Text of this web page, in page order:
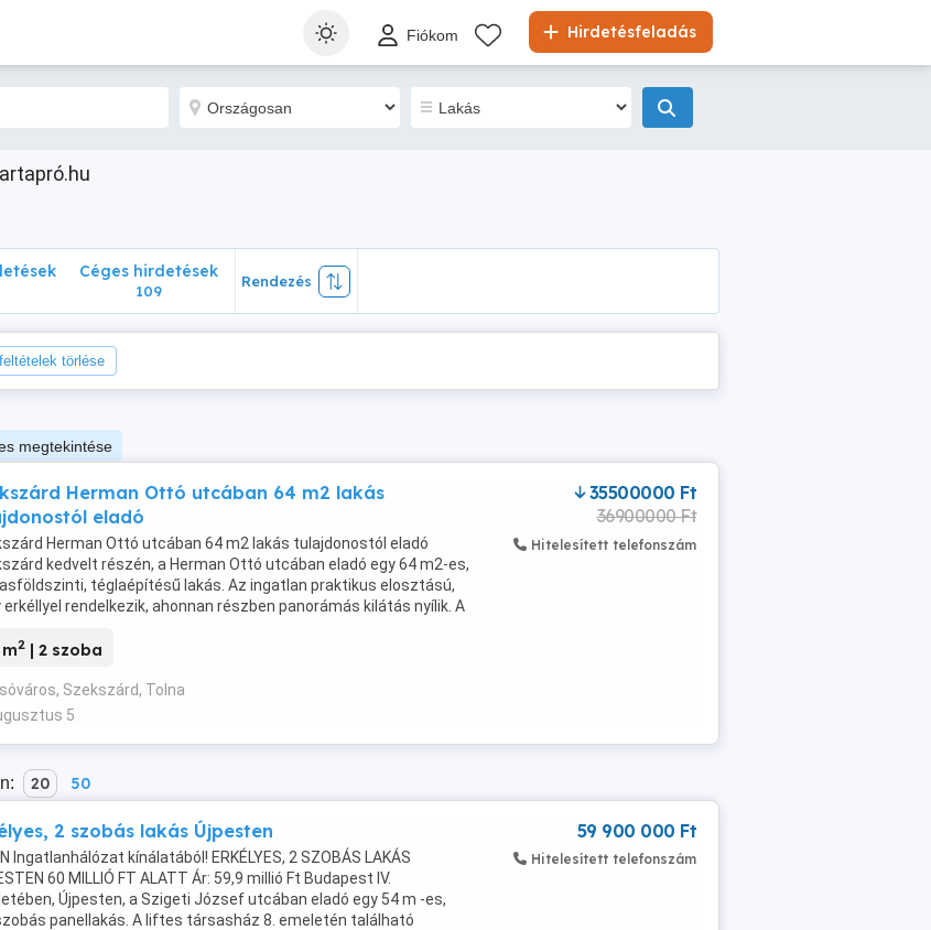
Hirdetésfeladás
Fiókom
Céges hirdetések
109
Rendezés
törlése
megtekintése
Herman Ottó utcában 64 m2 lakás
eladó
Herman Ottó utcában 64 m2 lakás tulajdonostól eladó
kedvelt részén, a Herman Ottó utcában eladó egy 64 m2-es,
téglaépítésű lakás. Az ingatlan praktikus elosztású,
erkéllyel rendelkezik, ahonnan részben panorámás kilátás nyílik. A
2 | 2 szoba
Szekszárd, Tolna
5
35500000 Ft
36900000 Ft
Hitelesített telefonszám
20 50
2 szobás lakás Újpesten
Ingatlanhálózat kínálatából! ERKÉLYES, 2 SZOBÁS LAKÁS
60 MILLIÓ FT ALATT Ár: 59,9 millió Ft Budapest IV.
Újpesten, a Szigeti József utcában eladó egy 54 m -es,
panellakás. A liftes társasház 8. emeletén található
59 900 000 Ft
Hitelesített telefonszám